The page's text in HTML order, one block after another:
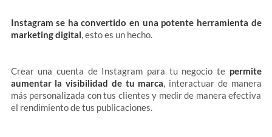
Instagram se ha convertido en una potente herramienta de
marketing digital , esto es un hecho.
Crear una cuenta de Instagram para tu negocio te permite
aumentar la visibilidad de tu marca , interactuar de manera
más personalizada con tus clientes y medir de manera efectiva
el rendimiento de tus publicaciones.